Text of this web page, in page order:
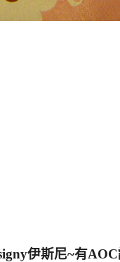
伊斯尼~有